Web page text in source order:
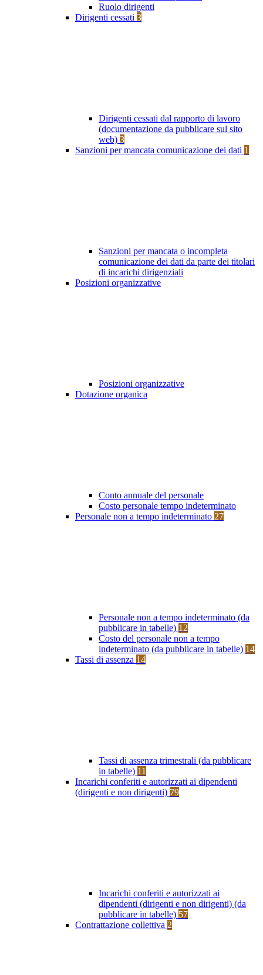
Ruolo dirigenti
Dirigenti cessati 3
Dirigenti cessati dal rapporto di lavoro
(documentazione da pubblicare sul sito
web) 3
Sanzioni per mancata comunicazione dei dati 1
Sanzioni per mancata o incompleta
comunicazione dei dati da parte dei titolari
di incarichi dirigenziali
Posizioni organizzative
Posizioni organizzative
Dotazione organica
Conto annuale del personale
Costo personale tempo indeterminato
Personale non a tempo indeterminato 27
Personale non a tempo indeterminato (da
pubblicare in tabelle) 12
Costo del personale non a tempo
indeterminato (da pubblicare in tabelle) 14
Tassi di assenza 14
Tassi di assenza trimestrali (da pubblicare
in tabelle) 11
Incarichi conferiti e autorizzati ai dipendenti
(dirigenti e non dirigenti) 79
Incarichi conferiti e autorizzati ai
dipendenti (dirigenti e non dirigenti) (da
pubblicare in tabelle) 57
Contrattazione collettiva 2